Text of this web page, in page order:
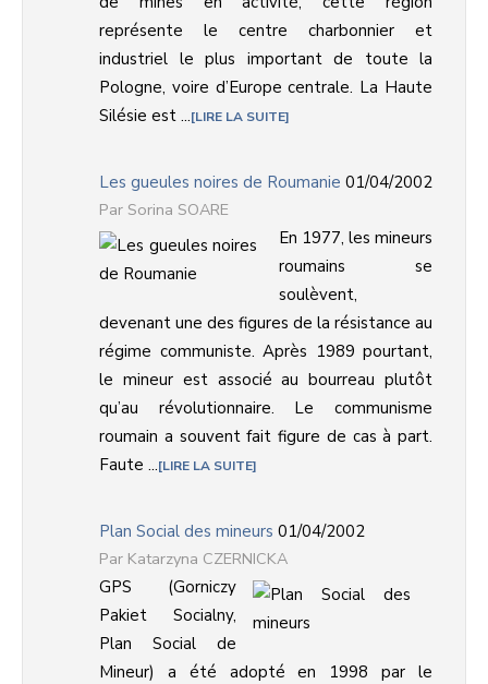
représente le centre charbonnier et
industriel le plus important de toute la
Pologne, voire d’Europe centrale. La Haute
Silésie est ... LIRE LA SUITE
Les gueules noires de Roumanie 01/04/2002
Sorina SOARE
En 1977, les mineurs
roumains se
soulèvent,
devenant une des figures de la résistance au
régime communiste. Après 1989 pourtant,
le mineur est associé au bourreau plutôt
qu’au révolutionnaire. Le communisme
roumain a souvent fait figure de cas à part.
Faute ... LIRE LA SUITE
Plan Social des mineurs 01/04/2002
Katarzyna CZERNICKA
GPS (Gorniczy
Pakiet Socialny,
Plan Social de
Mineur) a été adopté en 1998 par le